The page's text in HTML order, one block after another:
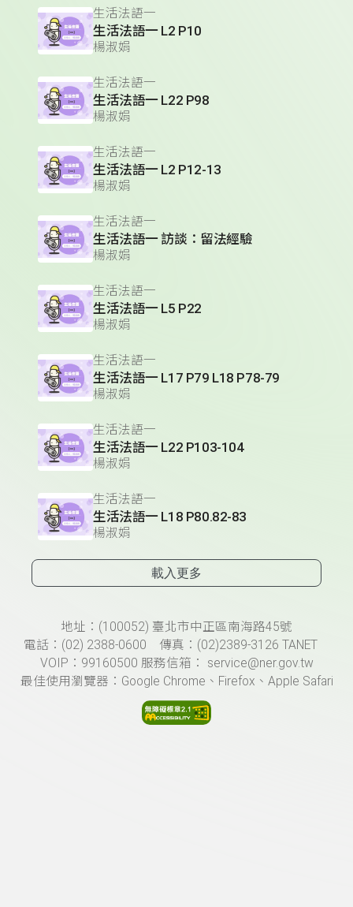
生活法語一
生活法語一 L2 P10
楊淑娟
生活法語一
生活法語一 L22 P98
楊淑娟
生活法語一
生活法語一 L2 P12-13
楊淑娟
生活法語一
生活法語一 訪談：留法經驗
楊淑娟
生活法語一
生活法語一 L5 P22
楊淑娟
生活法語一
生活法語一 L17 P79 L18 P78-79
楊淑娟
生活法語一
生活法語一 L22 P103-104
楊淑娟
生活法語一
生活法語一 L18 P80.82-83
楊淑娟
載入更多
頁尾資訊地址：(100052) 臺北市中正區南海路45號
電話：(02) 2388-0600 傳真：(02)2389-3126 TANET
VOIP：99160500 服務信箱： service@ner.gov.tw
最佳使用瀏覽器：Google Chrome、Firefox、Apple Safari